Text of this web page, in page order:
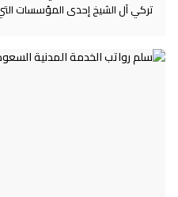
تركي آل الشيخ إحدى المؤسسات التي